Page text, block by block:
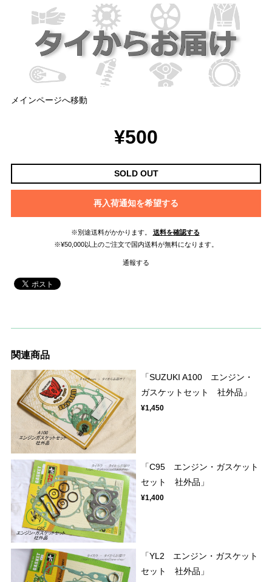
メインページへ移動
¥500
SOLD OUT
再入荷通知を希望する
※別途送料がかかります。
送料を確認する
※¥50,000以上のご注文で国内送料が無料になります。
通報する
関連商品
「SUZUKI A100 エンジン・
ガスケットセット 社外品」
¥1,450
「C95 エンジン・ガスケット
セット 社外品」
¥1,400
「YL2 エンジン・ガスケット
セット 社外品」